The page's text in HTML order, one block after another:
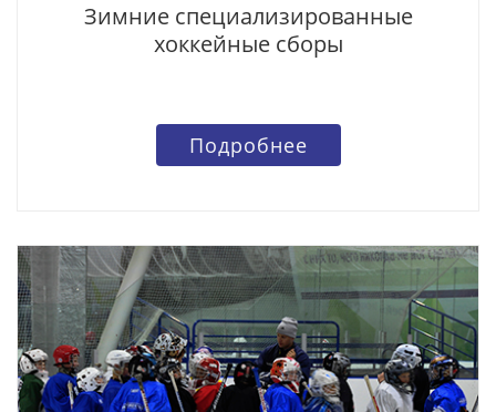
Зимние специализированные
хоккейные сборы
Подробнее